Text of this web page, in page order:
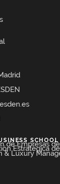
SCHOOL​
de Empresas
Estratégica
& Luxury